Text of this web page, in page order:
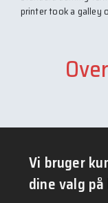
printer took a galley
Vi bruger
dine valg